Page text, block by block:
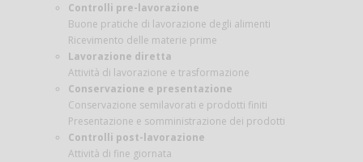
Controlli pre-lavorazione
Buone pratiche di lavorazione degli alimenti
Ricevimento delle materie prime
Lavorazione diretta
Attività di lavorazione e trasformazione
Conservazione e presentazione
Conservazione semilavorati e prodotti finiti
Presentazione e somministrazione dei prodotti
Controlli post-lavorazione
Attività di fine giornata